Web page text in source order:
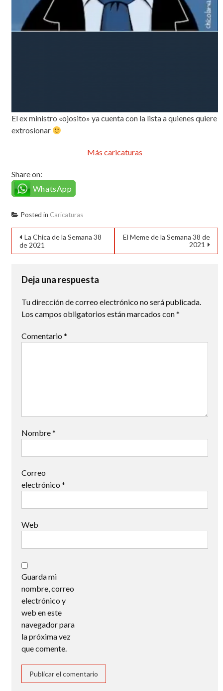
El ex ministro «ojosito» ya cuenta con la lista a quienes quiere
extrosionar
Más caricaturas
Share on:
WhatsApp
Posted in Caricaturas
Navegación
de
entradas
La Chica de la Semana 38
de 2021
El Meme de la Semana 38 de
2021
Deja una respuesta
Tu dirección de correo electrónico no será publicada.
Los campos obligatorios están marcados con*
Comentario *
Nombre*
Correo
electrónico *
Web
Guarda mi
nombre, correo
electrónico y
web en este
navegador para
la próxima vez
que comente.